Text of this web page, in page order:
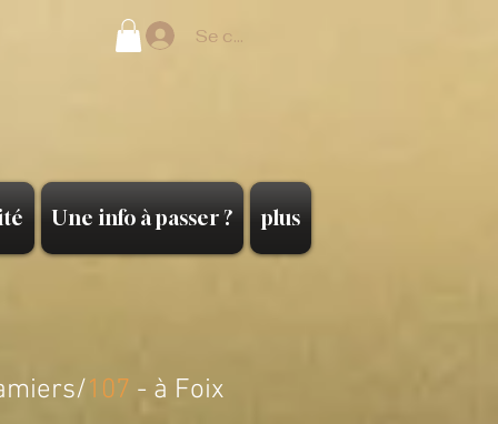
Une info à passer ? plus
Se connecter
107 - à Foix